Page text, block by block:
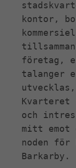
kontor,
företag,
talanger
och
mitt emot
noden
Barkarby.